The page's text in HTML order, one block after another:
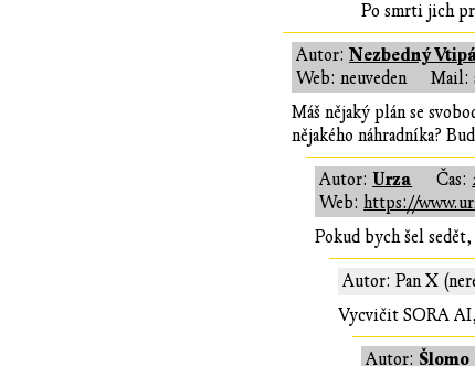
Po smrti jich
Autor: Nezbedný
Web: neuveden
Mail:
Máš nějaký plán se
nějakého náhradníka?
Autor: Urza Čas:
Web:https://
Pokud bych šel
Autor: Pan X
Vycvičit SORA
Autor: Šlomo